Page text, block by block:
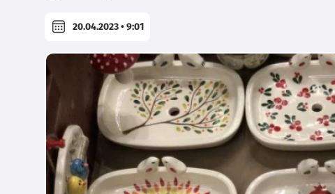
20.04.2023 • 9:01